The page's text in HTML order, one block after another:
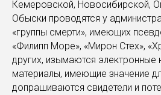
Кемеровской, Новосибирской,
Обыски проводятся у
«группы смерти», имеющих
«Филипп Море», «Мирон Стех»,
других, изымаются электронные
материалы, имеющие значение
допрашиваются свидетели и